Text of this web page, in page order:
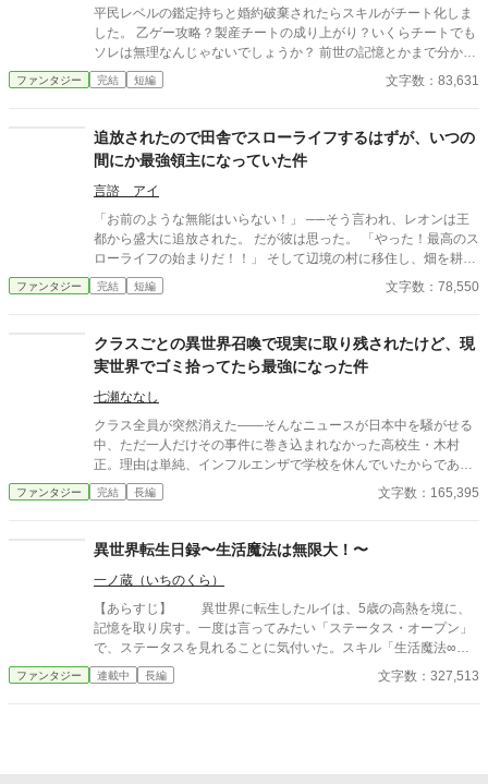
平民レベルの鑑定持ちと婚約破棄されたらスキルがチート化しま
した。 乙ゲー攻略？製産チートの成り上がり？いくらチートでも
ソレは無理なんじゃないでしょうか？ 前世の記憶とかまで分かる
って神スキルですか？
ファンタジー 完結 短編 文字数：83,631
追放されたので田舎でスローライフするはずが、いつの
間にか最強領主になっていた件
言諮 アイ
「お前のような無能はいらない！」 ──そう言われ、レオンは王
都から盛大に追放された。 だが彼は思った。 「やった！最高のス
ローライフの始まりだ！！」 そして辺境の村に移住し、畑を耕
し、温泉を掘り当て、牧場を開き、ついでに商売を始めたら……
気づけば村が巨大都市になっていた。 農業改革を進めたら周囲の
ったら各国の王族が観光に押し寄せる。 「俺はただ、のんびり暮
らしたいだけなんだが……？」 一方、レオンを追放した王国は、
バカ王のせいで経済崩壊＆敵国に占領寸前！ 慌てて「レオン様、
助けてください！！」と泣きついてくるが…… 「ん？ ちょっと待
て。俺に無能って言ったの、どこのどいつだっけ？」 もはや世界
最強の領主となったレオンは、 「好き勝手やった報い？ しらん
な」と華麗にスルーし、 今日ものんびり温泉につかるのだった。
ついでに「真の愛」まで手に入れて、レオンの楽園ライフは続く
──！
ファンタジー 完結 短編 文字数：78,550
クラスごとの異世界召喚で現実に取り残されたけど、現
実世界でゴミ拾ってたら最強になった件
七瀬ななし
クラス全員が突然消えた――そんなニュースが日本中を騒がせる
中、ただ一人だけその事件に巻き込まれなかった高校生・木村
正。理由は単純、インフルエンザで学校を休んでいたからであ
る。気づけば教室は空っぽ、親友の田中勇気もいない。どうやら
クラスごと異世界に召喚されたらしい……って、いやいやそんな
タス画面」が出現。どうやら自分にも何かしらの“力”は与えられ
リーンアップ》。いや、地味すぎない？と思いながらも試してみ
ると、なんとゴミを拾うだけでレベルが上がることが判明。しか
も不法投棄されたゴミは経験値がバカ高い。これは……やばい。
誰にもバレずに最強になれるやつでは？ こうして正は、毎朝こっ
ート。すると、体育祭でちょっと走っただけで高校記録寸前、野
ファンタジー 完結 長編 文字数：165,395
異世界転生日録〜生活魔法は無限大！〜
一ノ蔵（いちのくら）
【あらすじ】 異世界に転生したルイは、5歳の高熱を境に、
記憶を取り戻す。一度は言ってみたい「ステータス・オープン」
で、ステータスを見れることに気付いた。スキル「生活魔法∞
（無限大）」を発見。その意味を知るルイは、仄かに期待を抱い
た。 それと同時に、今世の出自である農家の四男は、長男大事
ファンタジー 連載中 長編 文字数：327,513